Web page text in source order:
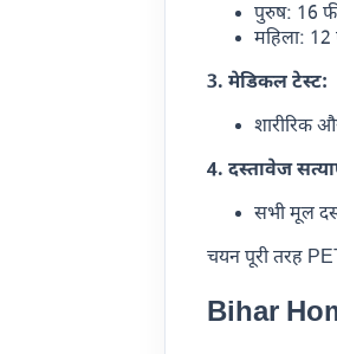
पुरुष: 16
महिला: 12
3. मेडिकल टेस्ट:
शारीरिक
4. दस्तावेज
सभी मूल
चयन पूरी तरह
Bihar